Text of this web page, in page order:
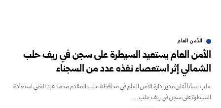
الأمن العام
الأمن العام يستعيد السيطرة على سجن في ريف حلب
الشمالي إثر استعصاء نفذه عدد من السجناء
حلب-سانا أعلن مدير إدارة الأمن العام في محافظة حلب المقدم محمد عبد الغني استعادة
السيطرة على سجن في ريف حلب…